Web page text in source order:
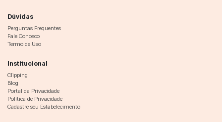
Dúvidas
Perguntas Frequentes
Fale Conosco
Termo de Uso
Institucional
Clipping
Blog
Portal da Privacidade
Política de Privacidade
Cadastre seu Estabelecimento